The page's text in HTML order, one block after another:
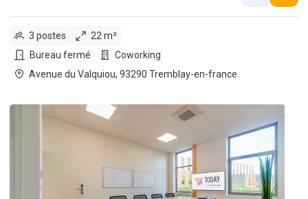
3 postes
22 m²
Bureau fermé
Coworking
Avenue du Valquiou, 93290 Tremblay-en-france